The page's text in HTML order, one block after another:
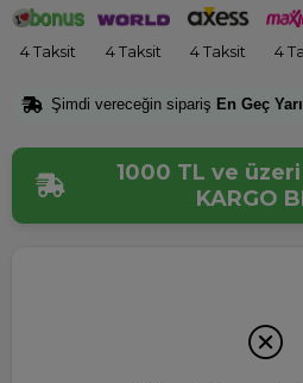
4 Taksit 4 Taksit 4 Taksit 4
Şimdi vereceğin sipariş En Geç
1000 TL ve
KARGO